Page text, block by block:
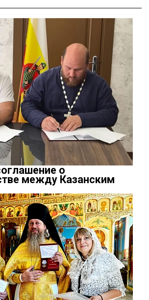
о
между Казанским